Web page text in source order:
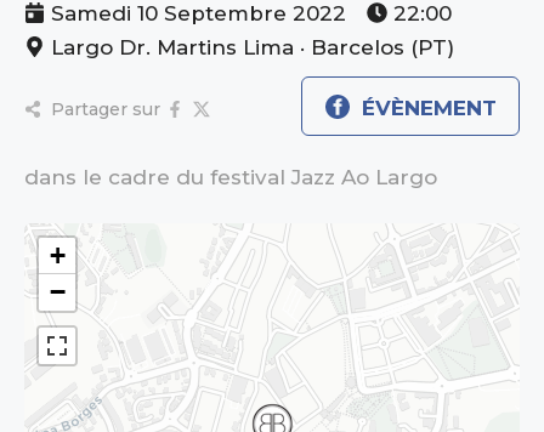
Samedi 10 Septembre 2022
22:00
Largo Dr. Martins Lima · Barcelos (PT)
Partager sur ÉVÈNEMENT
dans le cadre du festival Jazz Ao Largo
+
−